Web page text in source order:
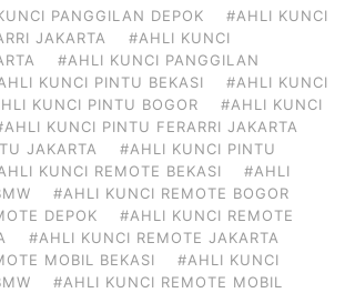
PANGGILAN DEPOK
#AHLI KUNCI
JAKARTA
#AHLI KUNCI
#AHLI KUNCI PANGGILAN
KUNCI PINTU BEKASI
#AHLI KUNCI
KUNCI PINTU BOGOR
#AHLI KUNCI
KUNCI PINTU FERARRI JAKARTA
JAKARTA
#AHLI KUNCI PINTU
KUNCI REMOTE BEKASI
#AHLI
#AHLI KUNCI REMOTE BOGOR
DEPOK
#AHLI KUNCI REMOTE
#AHLI KUNCI REMOTE JAKARTA
MOBIL BEKASI
#AHLI KUNCI
#AHLI KUNCI REMOTE MOBIL